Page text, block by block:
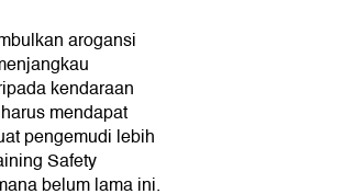
arogansi
kendaraan
mendapat
pengemudi lebih
Safety
belum lama ini.